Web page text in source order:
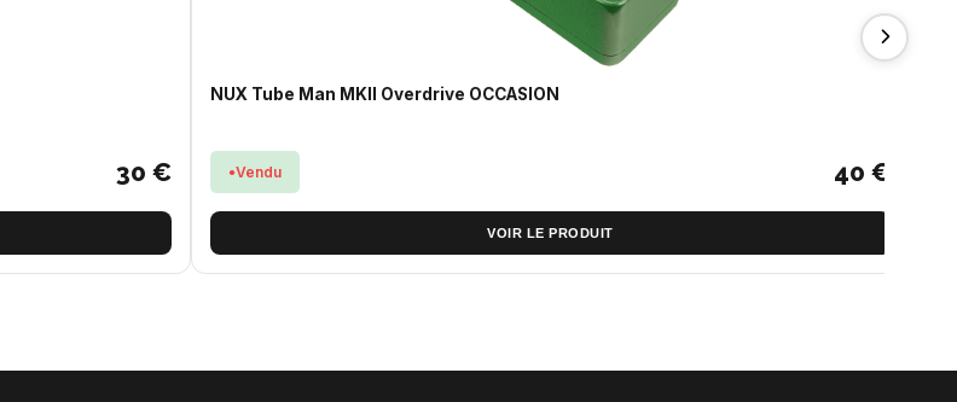
30 €
NUX Tube Man MKII Overdrive OCCASION
Vendu 40 €
VOIR LE PRODUIT